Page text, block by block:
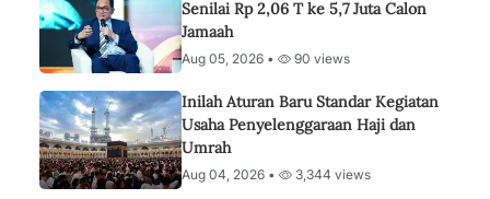
Senilai Rp 2,06 T ke 5,7 Juta Calon
Jamaah
Aug 05, 2026 • 90 views
Inilah Aturan Baru Standar Kegiatan
Usaha Penyelenggaraan Haji dan
Umrah
Aug 04, 2026 • 3,344 views